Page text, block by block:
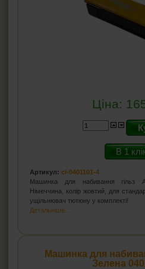
Ціна:
В 1
Артикул: cl-0401101-4
Машинка для набивання гільз
Німеччина, колір жовтий, для
ущільнювач тютюну у комплекті!
Детальніше...
Машинка для
Зелена